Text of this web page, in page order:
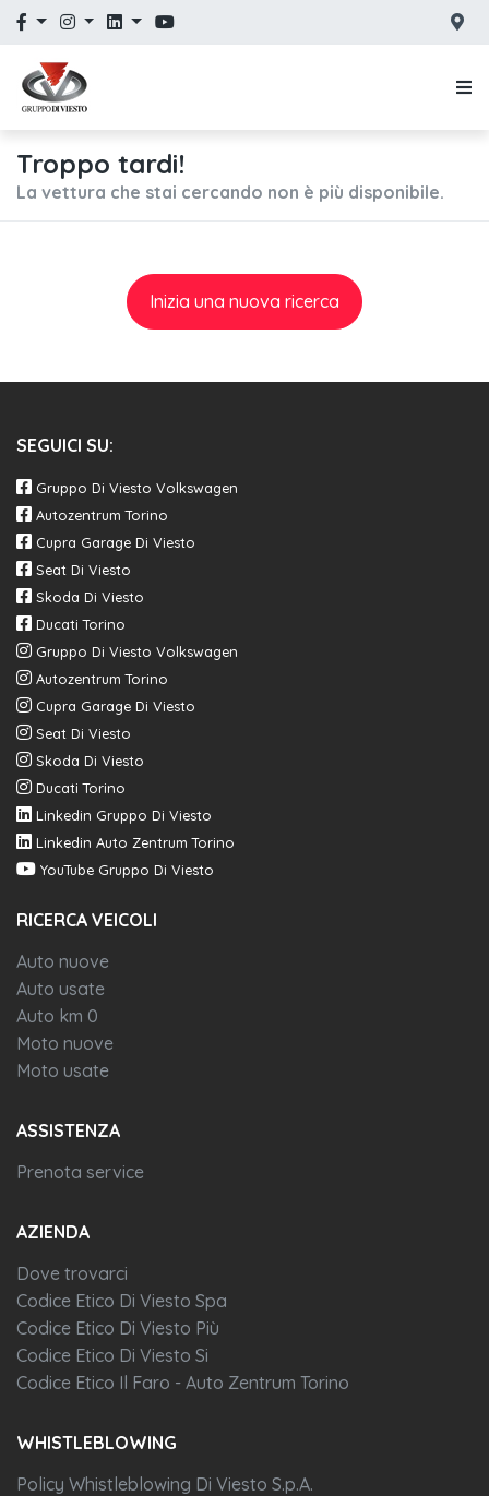
Troppo tardi!
La vettura che stai cercando non è più disponibile.
Inizia una nuova ricerca
SEGUICI SU:
Gruppo Di Viesto Volkswagen
Autozentrum Torino
Cupra Garage Di Viesto
Seat Di Viesto
Skoda Di Viesto
Ducati Torino
Gruppo Di Viesto Volkswagen
Autozentrum Torino
Cupra Garage Di Viesto
Seat Di Viesto
Skoda Di Viesto
Ducati Torino
Linkedin Gruppo Di Viesto
Linkedin Auto Zentrum Torino
YouTube Gruppo Di Viesto
RICERCA VEICOLI
Auto nuove
Auto usate
Auto km 0
Moto nuove
Moto usate
ASSISTENZA
Prenota service
AZIENDA
Dove trovarci
Codice Etico Di Viesto Spa
Codice Etico Di Viesto Più
Codice Etico Di Viesto Si
Codice Etico Il Faro - Auto Zentrum Torino
WHISTLEBLOWING
Policy Whistleblowing Di Viesto S.p.A.